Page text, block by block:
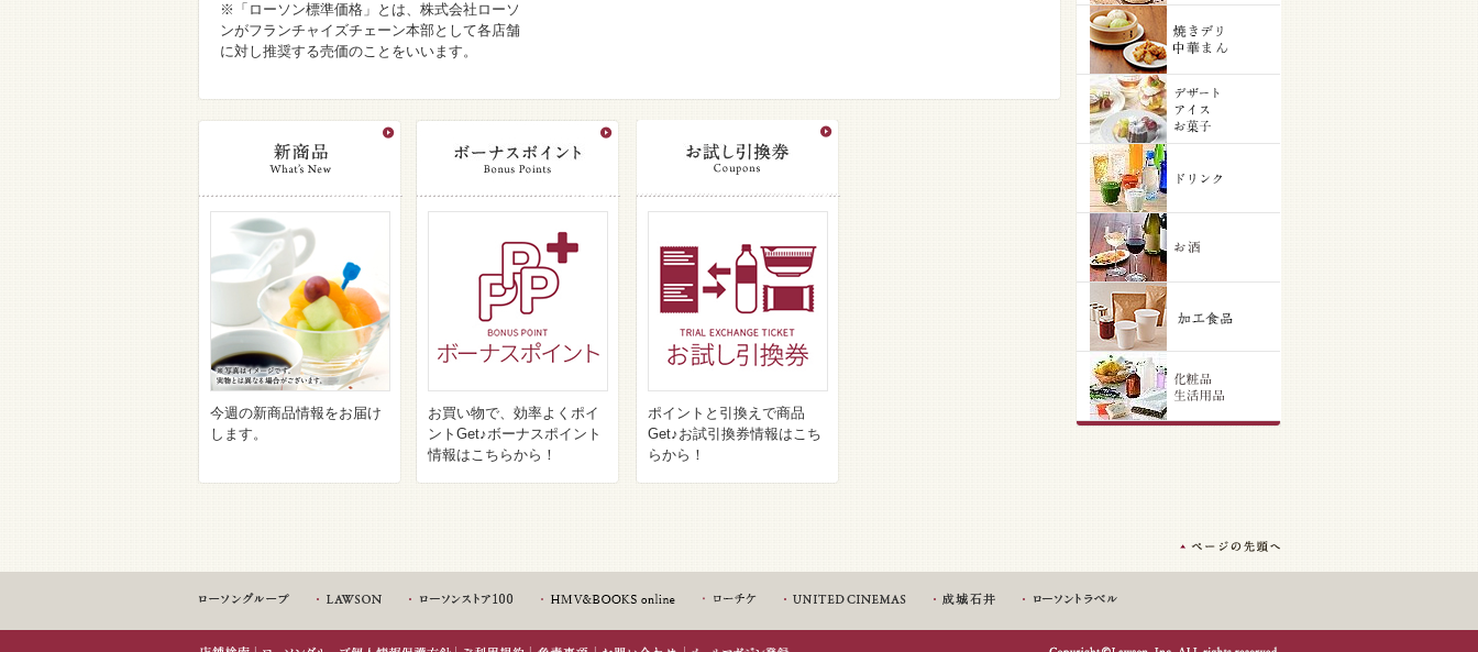
※「ローソン標準価格」とは、株式会社ローソ
ンがフランチャイズチェーン本部として各店舗
に対し推奨する売価のことをいいます。
今週の新商品情報をお届け
します。
お買い物で、効率よくポイ
ントGet♪ボーナスポイント
情報はこちらから！
ポイントと引換えで商品
Get♪お試引換券情報はこち
らから！